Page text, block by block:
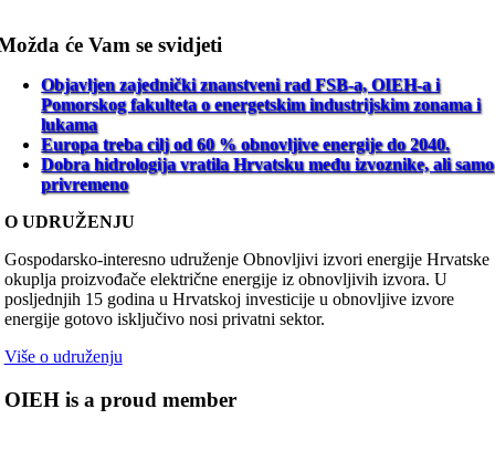
će Vam se svidjeti
Objavljen zajednički znanstveni rad FSB-a, OIEH-a i
Pomorskog fakulteta o energetskim industrijskim zonama i
lukama
Europa treba cilj od 60 % obnovljive energije do 2040.
Dobra hidrologija vratila Hrvatsku među izvoznike, ali samo
privremeno
O UDRUŽENJU
Gospodarsko-interesno udruženje Obnovljivi izvori energije Hrvatske
okuplja proizvođače električne energije iz obnovljivih izvora. U
posljednjih 15 godina u Hrvatskoj investicije u obnovljive izvore
energije gotovo isključivo nosi privatni sektor.
Više o udruženju
OIEH is a proud member